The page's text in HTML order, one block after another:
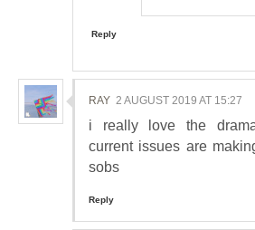
Reply
RAY 2 AUGUST 2019 AT 15:27
i really love the
current issues are
sobs
Reply